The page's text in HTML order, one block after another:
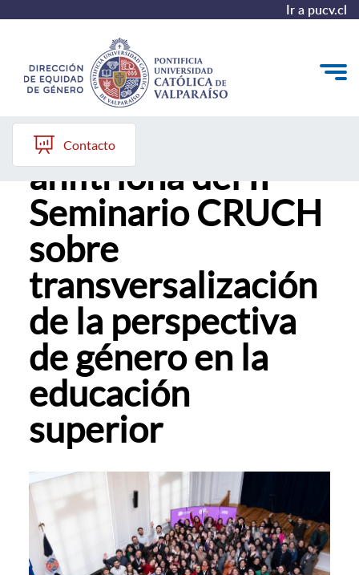
Ir a pucv.cl
Quiénes somos
Diagnóstico y Política
Plan de Acción
Modelo de Prevención
Repositorio
Redes de Trabajo
Contacto
PUCV fue
anfitriona del II
Seminario CRUCH
sobre
transversalización
de la perspectiva
de género en la
educación
superior